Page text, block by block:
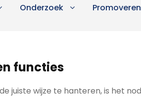
Onderzoek Promoveren
functies
juiste wijze te hanteren, is het